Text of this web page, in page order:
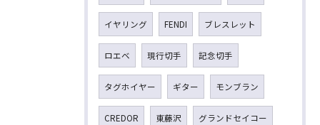
イヤリング FENDI ブレスレット
ロエベ 現行切手 記念切手
タグホイヤー ギター モンブラン
CREDOR 東藤沢 グランドセイコー